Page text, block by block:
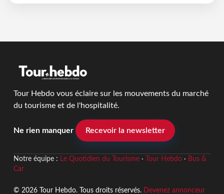
Tour Hebdo vous éclaire sur les mouvements du marché
du tourisme et de l'hospitalité.
Ne rien manquer Recevoir la newsletter
Notre équipe : Le Quotidien du Tourisme· Tour Hebdo· Bus &
Car
© 2026 Tour Hebdo. Tous droits réservés. Devenez annonceur